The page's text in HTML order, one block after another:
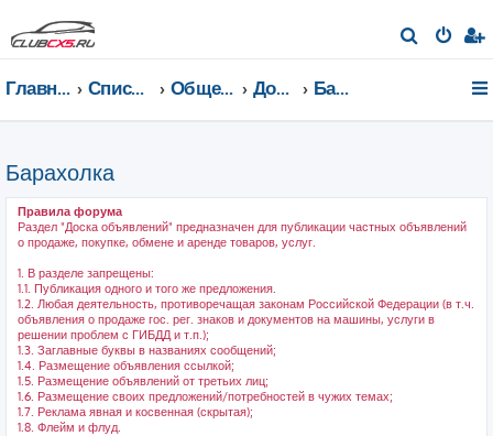
о
Главная страница Список форумов Общение на любые темы Доска объявлений Барахолка
Барахолка
Правила форума
Раздел "Доска объявлений" предназначен для публикации частных объявлений
о продаже, покупке, обмене и аренде товаров, услуг.
1. В разделе запрещены:
1.1. Публикация одного и того же предложения.
1.2. Любая деятельность, противоречащая законам Российской Федерации (в т.ч.
объявления о продаже гос. рег. знаков и документов на машины, услуги в
решении проблем с ГИБДД и т.п.);
1.3. Заглавные буквы в названиях сообщений;
1.4. Размещение объявления ссылкой;
1.5. Размещение объявлений от третьих лиц;
1.6. Размещение своих предложений/потребностей в чужих темах;
1.7. Реклама явная и косвенная (скрытая);
1.8. Флейм и флуд.